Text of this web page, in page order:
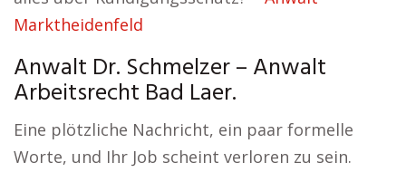
Marktheidenfeld
Anwalt Dr. Schmelzer – Anwalt
Arbeitsrecht Bad Laer.
Eine plötzliche Nachricht, ein paar formelle
Worte, und Ihr Job scheint verloren zu sein.